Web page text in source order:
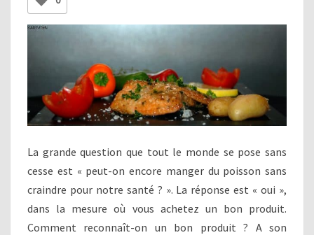
La grande question que tout le monde se pose sans
cesse est « peut-on encore manger du poisson sans
craindre pour notre santé ? ». La réponse est « oui »,
dans la mesure où vous achetez un bon produit.
Comment reconnaît-on un bon produit ? A son